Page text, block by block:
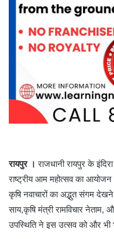
रायपुर । राजधानी रायपुर के
राष्ट्रीय आम महोत्सव का
कृषि नवाचारों का अद्भुत संगम
साय,कृषि मंत्री रामविचार नेताम,
उपस्थिति ने इस उत्सव को और भी